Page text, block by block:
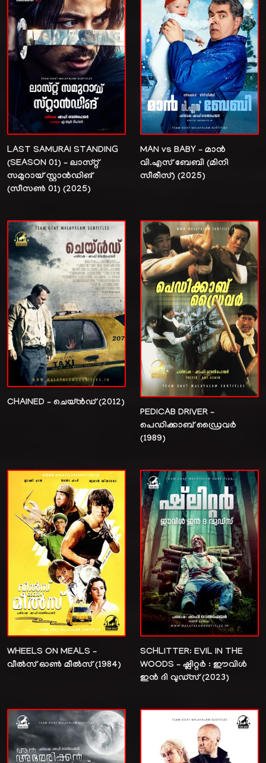
LAST SAMURAI STANDING
(SEASON 01) – ലാസ്റ്റ്
സമുറായ് സ്റ്റാൻഡിങ്
(സീസൺ 01) (2025)
MAN vs BABY – മാൻ
വി.എസ് ബേബി (മിനി
സീരീസ്) (2025)
CHAINED – ചെയ്ൻഡ് (2012)
PEDICAB DRIVER –
പെഡിക്കാബ് ഡ്രൈവർ
(1989)
WHEELS ON MEALS –
വീൽസ് ഓൺ മീൽസ് (1984)
SCHLITTER: EVIL IN THE
WOODS – ഷ്ലിറ്റർ : ഈവിൾ
ഇൻ ദി വുഡ്‌സ് (2023)